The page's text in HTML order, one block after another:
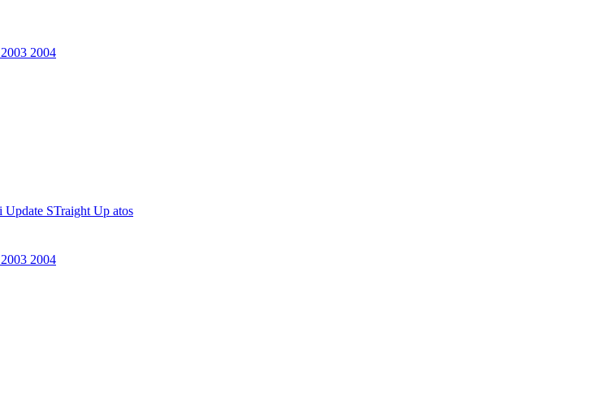
2003 2004
Update STraight Up atos
2003 2004